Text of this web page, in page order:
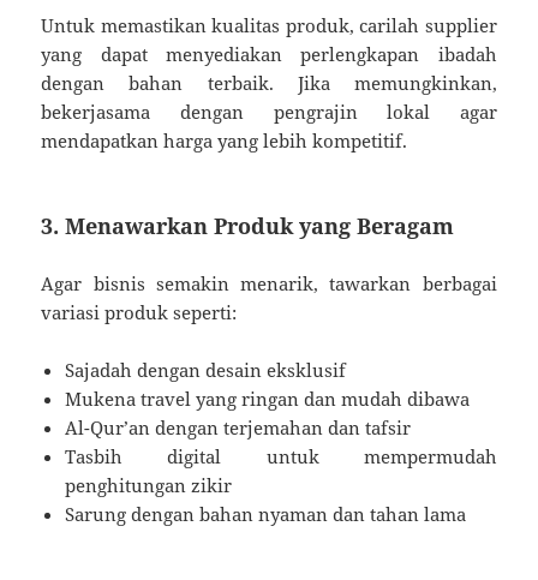
Untuk memastikan kualitas produk, carilah supplier
yang dapat menyediakan perlengkapan ibadah
dengan bahan terbaik. Jika memungkinkan,
bekerjasama dengan pengrajin lokal agar
mendapatkan harga yang lebih kompetitif.
3. Menawarkan Produk yang Beragam
Agar bisnis semakin menarik, tawarkan berbagai
variasi produk seperti:
Sajadah dengan desain eksklusif
Mukena travel yang ringan dan mudah dibawa
Al-Qur’an dengan terjemahan dan tafsir
Tasbih digital untuk mempermudah
penghitungan zikir
Sarung dengan bahan nyaman dan tahan lama